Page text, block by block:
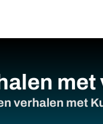
met
verhalen met